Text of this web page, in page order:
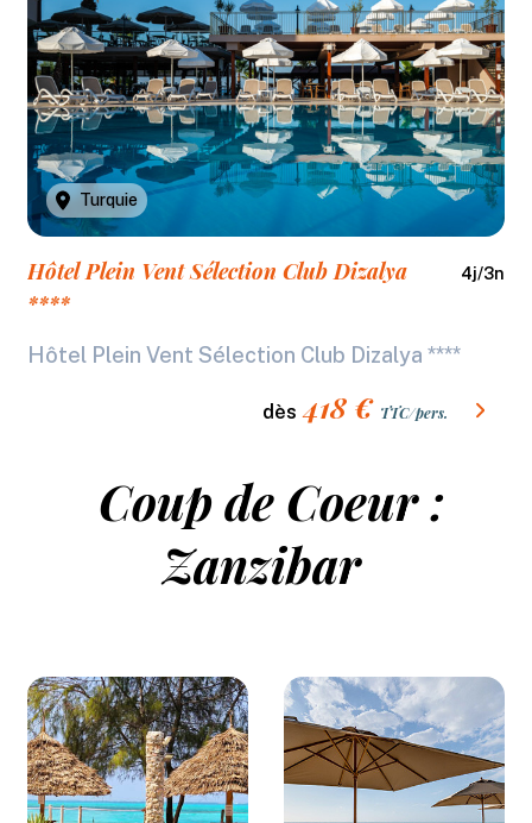
Turquie
Hôtel Plein Vent Sélection Club Dizalya
****
4j/3n
Hôtel Plein Vent Sélection Club Dizalya ****
dès 418 € TTC/pers.
Coup de Coeur :
Zanzibar